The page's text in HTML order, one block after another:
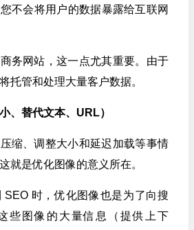
不会将用户的数据暴露给互联网
务网站，这一点尤其重要。由于
托管和处理大量客户数据。
、替代文本、URL）
缩、调整大小和延迟加载等事情
就是优化图像的意义所在。
SEO 时，优化图像也是为了向搜
些图像的大量信息（提供上下